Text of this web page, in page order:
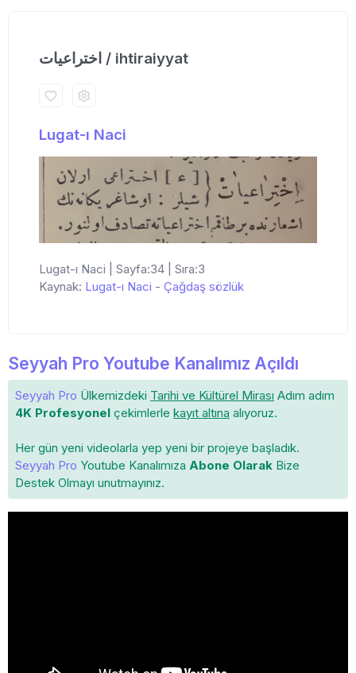
اختراعیات / ihtiraiyyat
Lugat-ı Naci
Lugat-ı Naci | Sayfa:34 | Sıra:3
Kaynak: Lugat-ı Naci - Çağdaş sözlük
Seyyah Pro Youtube Kanalımız Açıldı
Seyyah Pro Ülkemizdeki Tarihi ve Kültürel Mirası Adım adım
4K Profesyonel çekimlerle kayıt altına alıyoruz.
Her gün yeni videolarla yep yeni bir projeye başladık.
Seyyah Pro Youtube Kanalımıza Abone Olarak Bize
Destek Olmayı unutmayınız.